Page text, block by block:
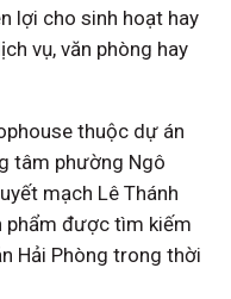
lợi cho sinh hoạt hay
vụ, văn phòng hay
thuộc dự án
tâm phường Ngô
mạch Lê Thánh
phẩm được tìm kiếm
Hải Phòng trong thời